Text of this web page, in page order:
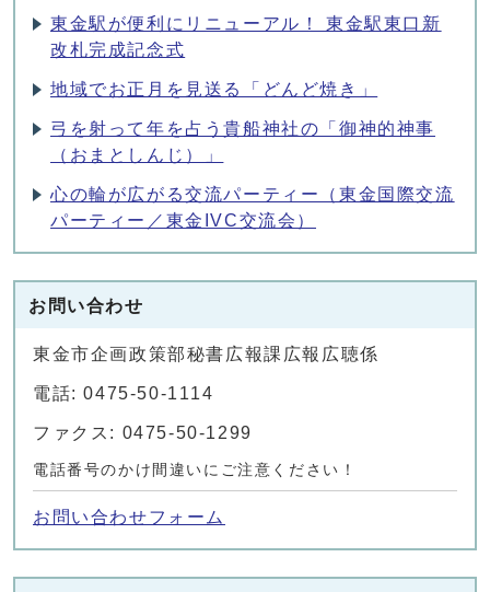
東金駅が便利にリニューアル！ 東金駅東口新
改札完成記念式
地域でお正月を見送る「どんど焼き」
弓を射って年を占う貴船神社の「御神的神事
（おまとしんじ）」
心の輪が広がる交流パーティー（東金国際交流
パーティー／東金IVC交流会）
お問い合わせ
東金市企画政策部秘書広報課広報広聴係
電話: 0475-50-1114
ファクス: 0475-50-1299
電話番号のかけ間違いにご注意ください！
お問い合わせフォーム